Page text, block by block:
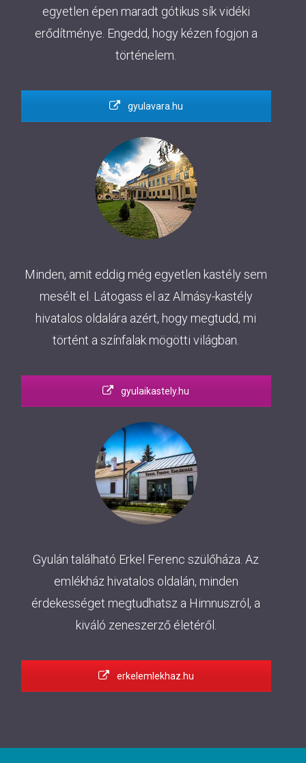
egyetlen épen maradt gótikus sík vidéki
erődítménye. Engedd, hogy kézen fogjon a
történelem.
gyulavara.hu
Minden, amit eddig még egyetlen kastély sem
mesélt el. Látogass el az Almásy-kastély
hivatalos oldalára azért, hogy megtudd, mi
történt a színfalak mögötti világban.
gyulaikastely.hu
Gyulán található Erkel Ferenc szülőháza. Az
emlékház hivatalos oldalán, minden
érdekességet megtudhatsz a Himnuszról, a
kiváló zeneszerző életéről.
erkelemlekhaz.hu